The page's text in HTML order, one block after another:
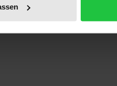
Literatur des Mittelalters